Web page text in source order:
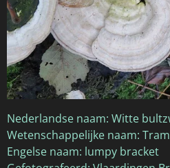
Nederlandse naam: Witte
Wetenschappelijke naam:
Engelse naam: lumpy bracket